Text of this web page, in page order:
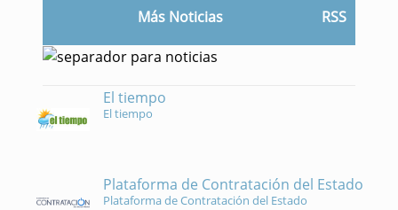
Más Noticias RSS
El tiempo
El tiempo
Plataforma de Contratación del Estado
Plataforma de Contratación del Estado